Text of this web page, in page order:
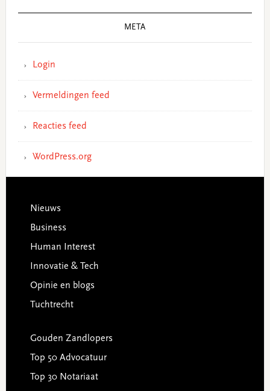
META
Login
Vermeldingen feed
Reacties feed
WordPress.org
Footer
Nieuws
Business
Human Interest
Innovatie & Tech
Opinie en blogs
Tuchtrecht
Gouden Zandlopers
Top 50 Advocatuur
Top 30 Notariaat